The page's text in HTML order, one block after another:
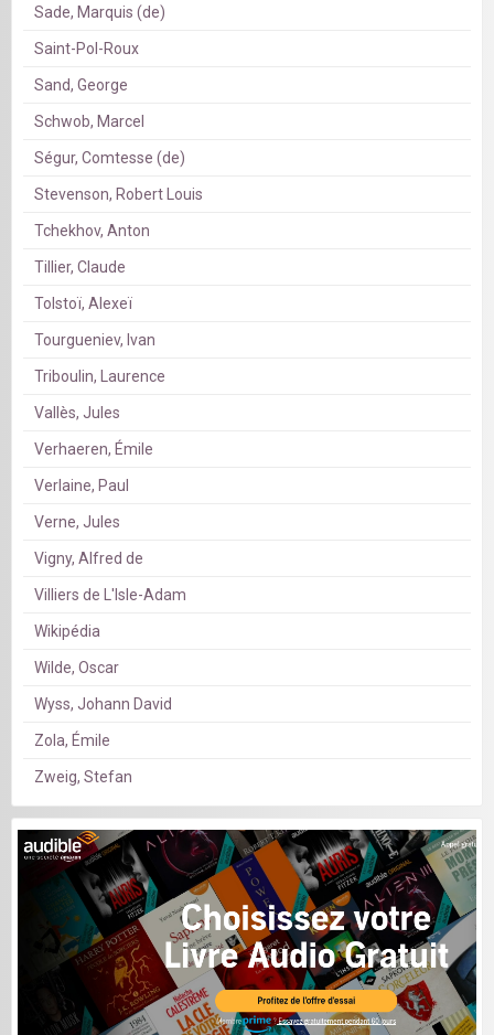
Sade, Marquis (de)
Saint-Pol-Roux
Sand, George
Schwob, Marcel
Ségur, Comtesse (de)
Stevenson, Robert Louis
Tchekhov, Anton
Tillier, Claude
Tolstoï, Alexeï
Tourgueniev, Ivan
Triboulin, Laurence
Vallès, Jules
Verhaeren, Émile
Verlaine, Paul
Verne, Jules
Vigny, Alfred de
Villiers de L'Isle-Adam
Wikipédia
Wilde, Oscar
Wyss, Johann David
Zola, Émile
Zweig, Stefan